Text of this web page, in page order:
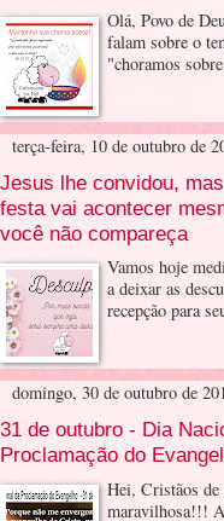
Olá, Povo de
falam sobre o
"choramos
terça-feira, 10 de outubro de
Jesus lhe convidou,
festa vai acontecer
você não compareça
Vamos hoje
a deixar as
recepção para
domingo, 30 de outubro de
31 de outubro - Dia
Proclamação do
Hei, Cristãos
maravilhosa!!!